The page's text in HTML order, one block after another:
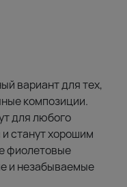
вариант для тех,
композиции.
для любого
станут хорошим
фиолетовые
и незабываемые